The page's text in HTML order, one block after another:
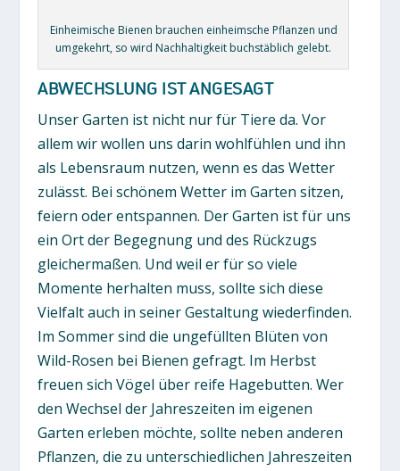
Einheimische Bienen brauchen einheimsche Pflanzen und
umgekehrt, so wird Nachhaltigkeit buchstäblich gelebt.
ABWECHSLUNG IST ANGESAGT
Unser Garten ist nicht nur für Tiere da. Vor
allem wir wollen uns darin wohlfühlen und ihn
als Lebensraum nutzen, wenn es das Wetter
zulässt. Bei schönem Wetter im Garten sitzen,
feiern oder entspannen. Der Garten ist für uns
ein Ort der Begegnung und des Rückzugs
gleichermaßen. Und weil er für so viele
Momente herhalten muss, sollte sich diese
Vielfalt auch in seiner Gestaltung wiederfinden.
Im Sommer sind die ungefüllten Blüten von
Wild-Rosen bei Bienen gefragt. Im Herbst
freuen sich Vögel über reife Hagebutten. Wer
den Wechsel der Jahreszeiten im eigenen
Garten erleben möchte, sollte neben anderen
Pflanzen, die zu unterschiedlichen Jahreszeiten